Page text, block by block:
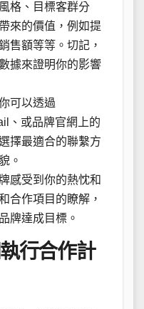
格、目標客群分
來的價值，例如提
售額等等。切記，
據來證明你的影響
可以透過
、或品牌官網上的
擇最適合的聯繫方
。
感受到你的熱忱和
合作項目的瞭解，
牌達成目標。
行合作計